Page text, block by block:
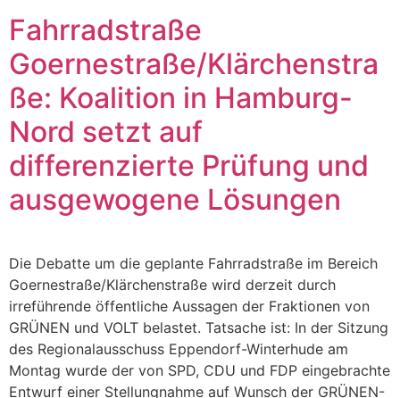
Fahrradstraße
Goernestraße/Klärchenstra
ße: Koalition in Hamburg-
Nord setzt auf
differenzierte Prüfung und
ausgewogene Lösungen
Die Debatte um die geplante Fahrradstraße im Bereich
Goernestraße/Klärchenstraße wird derzeit durch
irreführende öffentliche Aussagen der Fraktionen von
GRÜNEN und VOLT belastet. Tatsache ist: In der Sitzung
des Regionalausschuss Eppendorf-Winterhude am
Montag wurde der von SPD, CDU und FDP eingebrachte
Entwurf einer Stellungnahme auf Wunsch der GRÜNEN-